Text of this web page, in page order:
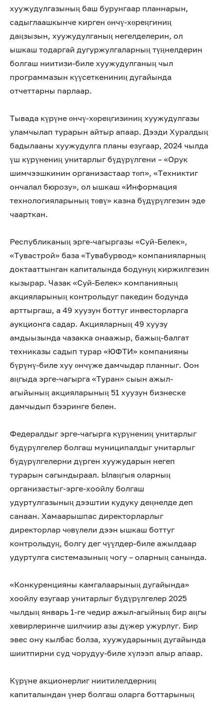
хуужудулгазының баш бурунгаар планнарын,
садыглаашкынче кирген өнчү-хөреңгиниң
даңзызын, хуужудулганың негелделерин, ол
ышкаш тодаргай дугуржулгаларның түңнелдерин
болгаш ниитизи-биле хуужудулганың чыл
программазын күүсеткениниң дугайында
отчеттарны парлаар.
Тывада күрүне өнчү-хөреңгизиниң хуужудулгазы
уламчылап турарын айтыр апаар. Дээди Хуралдың
бадылааны хуужудулга планы езугаар, 2024 чылда
үш күрүнениң унитарлыг бүдүрүлгени – «Орук
шимчээшкинин организастаар төп», «Техниктиг
ончалал бюрозу», ол ышкаш «Информация
технологияларының төвү» казна бүдүрүлгезин эде
чаарткан.
Республиканың эрге-чагыргазы «Суй-Белек»,
«Тувастрой» база «Тувабурвод» компанияларның
доктааттынган капиталында бодунуң киржилгезин
кызырар. Чазак «Суй-Белек» компанияның
акцияларының контрольдуг пакедин бодунда
арттыргаш, а 49 хуузун боттуг инвесторларга
аукционга садар. Акцияларның 49 хуузу
амдыызында чазакка онаажыр, бажың-балгат
техниказы садып турар «ЮФТИ» компанияны
бүрүнү-биле хуу өнчүже дамчыдар планныг. Оон
аңгыда эрге-чагырга «Туран» сыын ажыл-
агыйының акцияларының 51 хуузун бизнеске
дамчыдып бээринге белен.
Федералдыг эрге-чагырга күрүнениң унитарлыг
бүдүрүлгелер болгаш муниципалдыг унитарлыг
бүдүрүлгелерни дүрген хуужударын негеп
турарын сагындыраал. Ылаңгыя оларның
организастыг-эрге-хоойлу болгаш
удуртулгазының дээштии кудуку деңнелде деп
санаан. Хамаарышпас директорларлыг
директорлар чөвүлели дээн ышкаш боттуг
контрольдуң, болгу дег чүүлдер-биле ажылдаар
удуртулга системазының чогу – оларның санында.
«Конкуренцияны камгалаарының дугайында»
хоойлу езугаар унитарлыг бүдүрүлгелер 2025
чылдың январь 1-ге чедир ажыл-агыйның бир аңгы
хевирлеринче шилчиир азы дүжер ужурлуг. Бир
эвес ону кылбас болза, хуужударының дугайында
шиитпирни суд чорудуу-биле хүлээп алыр апаар.
Күрүне акционерлиг ниитилелдерниң
капиталындан үнер болгаш оларга боттарының